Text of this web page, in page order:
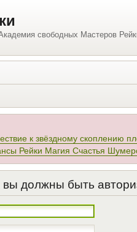
свободных Мастеров
к звёздному скоплению
Рейки Магия Счастья
должны быть